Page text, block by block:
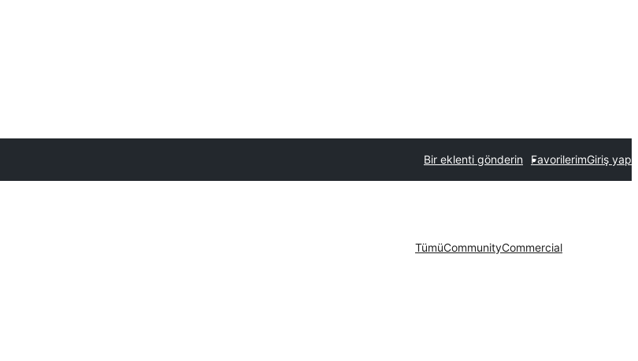
Bir eklenti gönderin FavorilerimGiriş yap
TümüCommunityCommercial